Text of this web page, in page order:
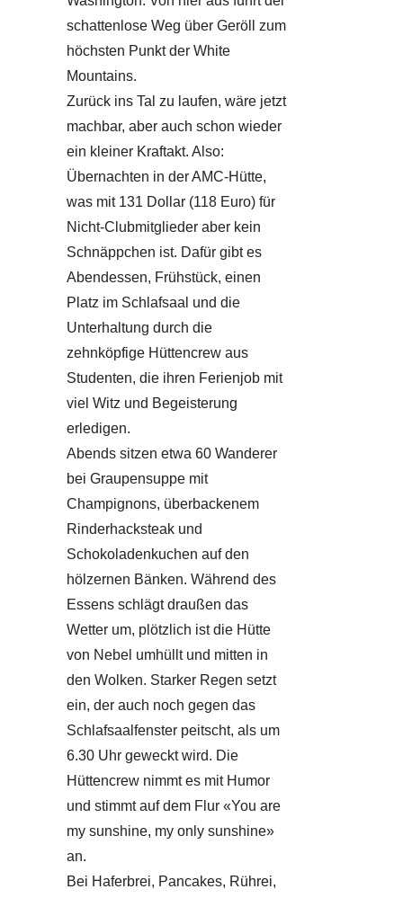
schattenlose Weg über Geröll zum
höchsten Punkt der White
Mountains.
Zurück ins Tal zu laufen, wäre jetzt
machbar, aber auch schon wieder
ein kleiner Kraftakt. Also:
Übernachten in der AMC-Hütte,
was mit 131 Dollar (118 Euro) für
Nicht-Clubmitglieder aber kein
Schnäppchen ist. Dafür gibt es
Abendessen, Frühstück, einen
Platz im Schlafsaal und die
Unterhaltung durch die
zehnköpfige Hüttencrew aus
Studenten, die ihren Ferienjob mit
viel Witz und Begeisterung
erledigen.
Abends sitzen etwa 60 Wanderer
bei Graupensuppe mit
Champignons, überbackenem
Rinderhacksteak und
Schokoladenkuchen auf den
hölzernen Bänken. Während des
Essens schlägt draußen das
Wetter um, plötzlich ist die Hütte
von Nebel umhüllt und mitten in
den Wolken. Starker Regen setzt
ein, der auch noch gegen das
Schlafsaalfenster peitscht, als um
6.30 Uhr geweckt wird. Die
Hüttencrew nimmt es mit Humor
und stimmt auf dem Flur «You are
my sunshine, my only sunshine»
an.
Bei Haferbrei, Pancakes, Rührei,